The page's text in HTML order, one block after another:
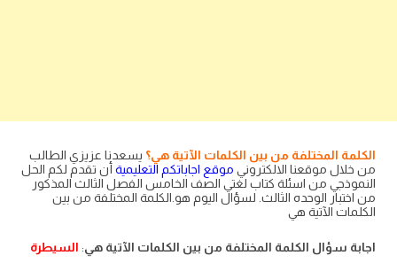
الكلمة المختلفة من بين الكلمات الآتية هي؟ يسعدنا عزيزي الطالب
من خلال موقعنا الالكتروني موقع اجاباتكم التعليميةأن تقدم لكم الحل
النموذجي من اسئلة كتاب لغتي الصف الخامس الفصل الثالث المذكور
من اختبار الوحده الثالث. لسؤال اليوم هو.الكلمة المختلفة من بين
الكلمات الآتية هي
اجابة سؤال الكلمة المختلفة من بين الكلمات الآتية هي: السيطرة